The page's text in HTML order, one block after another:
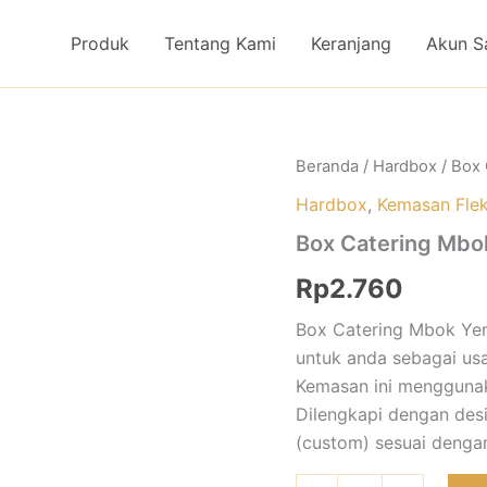
Produk Tentang Kami Keranjang Akun
Beranda / Hardbox / Box
Hardbox, Kemasan
Box Catering
Rp2.760
Box Catering Mbok
untuk anda sebagai
Kemasan ini
Dilengkapi dengan
(custom) sesuai
Kuantitas
Catering
Yem